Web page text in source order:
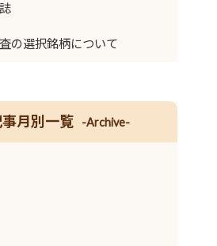
集
ーンアスパラガス
福祉サービス
時間とご利用料金
レンタル事業のご案内
の選択銘柄について
月別一覧 -Archive-